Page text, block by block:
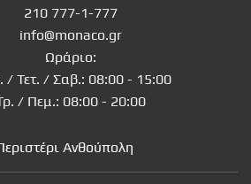
210 777-1-777
info@monaco.gr
Ωράριο:
/ Τετ. / Σαβ.: 08:00 - 15:00
/ Πεμ.: 08:00 - 20:00
Ανθούπολη